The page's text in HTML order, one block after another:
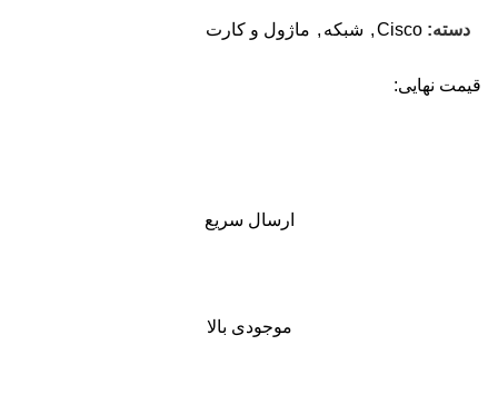
دسته: Cisco
, شبکه , ماژول و کارت
قیمت نهایی:
ارسال سریع
موجودی بالا